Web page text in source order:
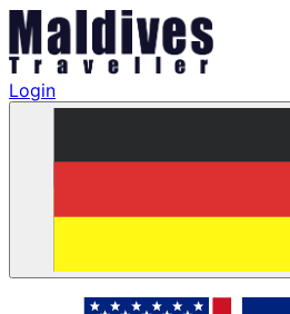
Login